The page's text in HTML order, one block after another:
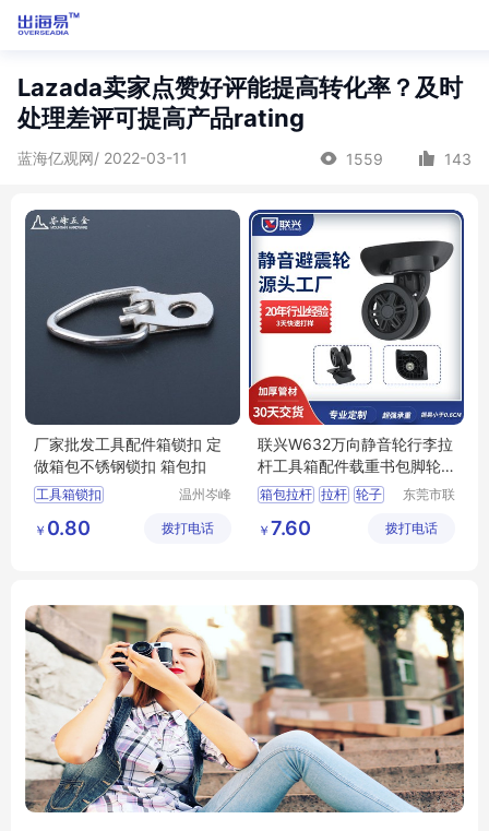
Lazada卖家点赞好评能提高转化率？及时
处理差评可提高产品rating
蓝海亿观网/ 2022-03-11 1559 143
厂家批发工具配件箱锁扣 定
做箱包不锈钢锁扣 箱包扣
工具箱锁扣
箱包扣 箱包配件
温州岑峰
公司
￥ 0.80 拨打电话
联兴W632万向静音轮行李拉
杆工具箱配件载重书包脚轮
箱包避震滑轮
箱包拉杆 拉杆 轮子
东莞市联
件有限公
￥ 7.60 拨打电话